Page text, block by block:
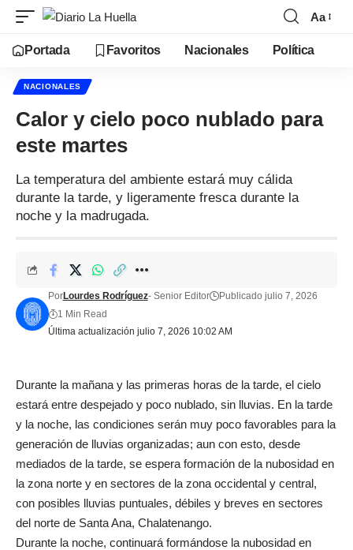
Aa
Portada Favoritos Nacionales Política
NACIONALES
Calor y cielo poco nublado para
este martes
La temperatura del ambiente estará muy cálida
durante la tarde, y ligeramente fresca durante la
noche y la madrugada.
Última actualización julio 7, 2026 10:02 AM
PorLourdes Rodríguez- Senior Editor
Publicado julio 7, 2026
1 Min Read
Durante la mañana y las primeras horas de la tarde, el cielo
estará entre despejado y poco nublado, sin lluvias. En la tarde
y la noche, las condiciones serán muy poco favorables para la
generación de lluvias organizadas; aun con esto, desde
mediados de la tarde, se espera formación de la nubosidad en
la zona norte y en sectores de la zona occidental y central,
con posibles lluvias puntuales, débiles y breves en sectores
del norte de Santa Ana, Chalatenango.
Durante la noche, continuará formándose la nubosidad en